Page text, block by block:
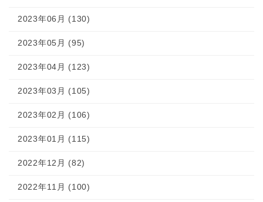
2023年06月 (130)
2023年05月 (95)
2023年04月 (123)
2023年03月 (105)
2023年02月 (106)
2023年01月 (115)
2022年12月 (82)
2022年11月 (100)